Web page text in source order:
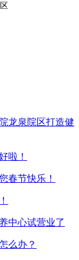
龙泉院区打造健
啦！
春节快乐！
中心试营业了
么办？